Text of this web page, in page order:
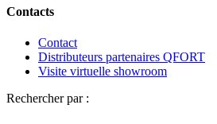
Contacts
Contact
Distributeurs partenaires QFORT
Visite virtuelle showroom
Rechercher par :